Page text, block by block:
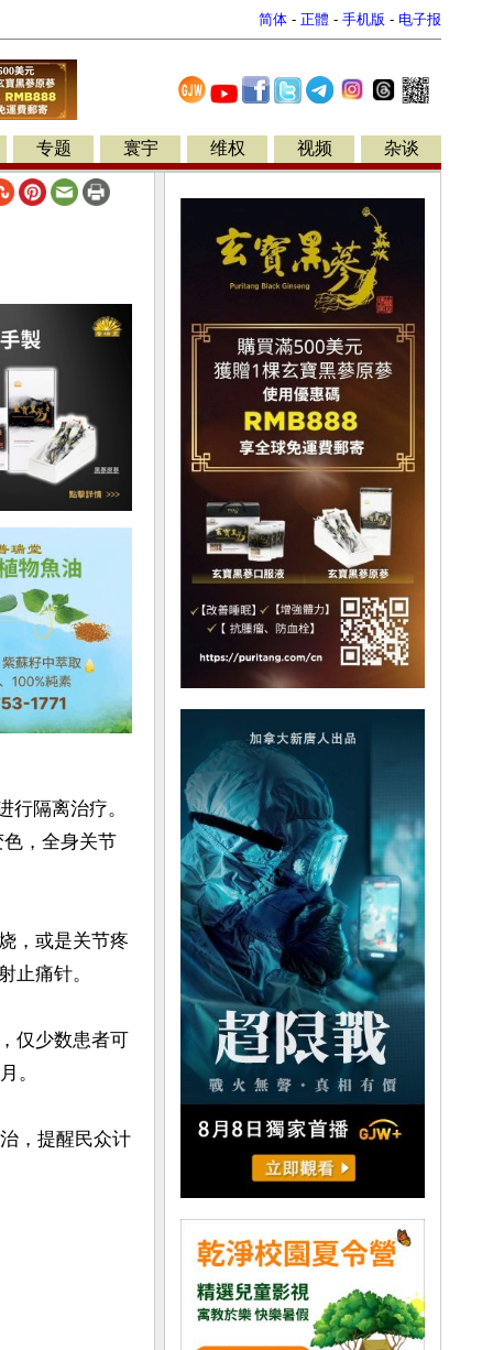
简体 - 正體 - 手机版 - 电子报
专题 寰宇 维权 视频 杂谈
隔离治疗。
，全身关节
，或是关节疼
止痛针。
仅少数患者可
。
，提醒民众计